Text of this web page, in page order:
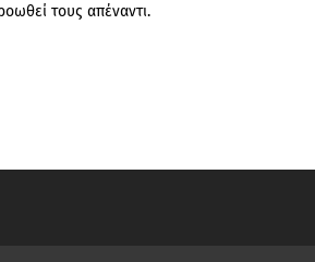
τους απέναντι.